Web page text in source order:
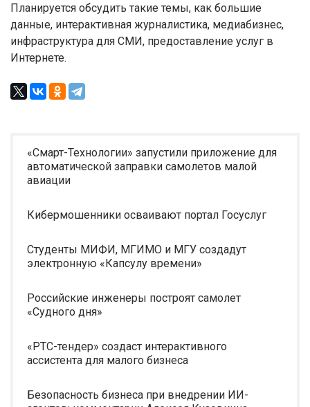
Планируется обсудить такие темы, как большие
данные, интерактивная журналистика, медиабизнес,
инфраструктура для СМИ, предоставление услуг в
Интернете.
«Смарт-Технологии» запустили приложение для
автоматической заправки самолетов малой
авиации
Кибермошенники осваивают портал Госуслуг
Студенты МИФИ, МГИМО и МГУ создадут
электронную «Капсулу времени»
Российские инженеры построят самолет
«Судного дня»
«РТС-тендер» создаст интерактивного
ассистента для малого бизнеса
Безопасность бизнеса при внедрении ИИ-